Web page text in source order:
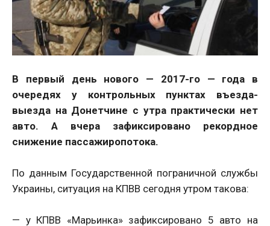
В первый день нового — 2017-го — года в
очередях у контрольных пунктах въезда-
выезда на Донетчине с утра практически нет
авто. А вчера зафиксировано рекордное
снижение пассажиропотока.
По данным Государственной пограничной службы
Украины, ситуация на КПВВ сегодня утром такова:
— у КПВВ «Марьинка» зафиксировано 5 авто на